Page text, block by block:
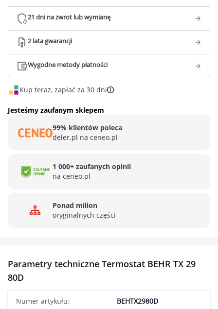
21 dni na zwrot lub wymianę
2 lata gwarancji
Wygodne metody płatności
Kup teraz, zapłać za 30 dni
Jesteśmy zaufanym sklepem
99% klientów poleca
deler.pl na ceneo.pl
1 000+ zaufanych opinii
na ceneo.pl
Ponad milion
oryginalnych części
Parametry techniczne Termostat BEHR TX 29
80D
Numer artykułu: BEHTX2980D